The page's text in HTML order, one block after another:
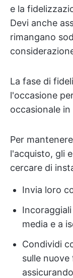
e la
Devi anche
rimangano
La fase di
l'occasione
occasionale
Per
l'acquisto, gli
cercare di
Invia loro
media e a
Condividi
sulle